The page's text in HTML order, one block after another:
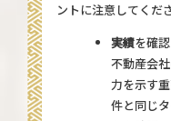
ントに注意してくだ
実績を確
不動産会
力を示す
件と同じ